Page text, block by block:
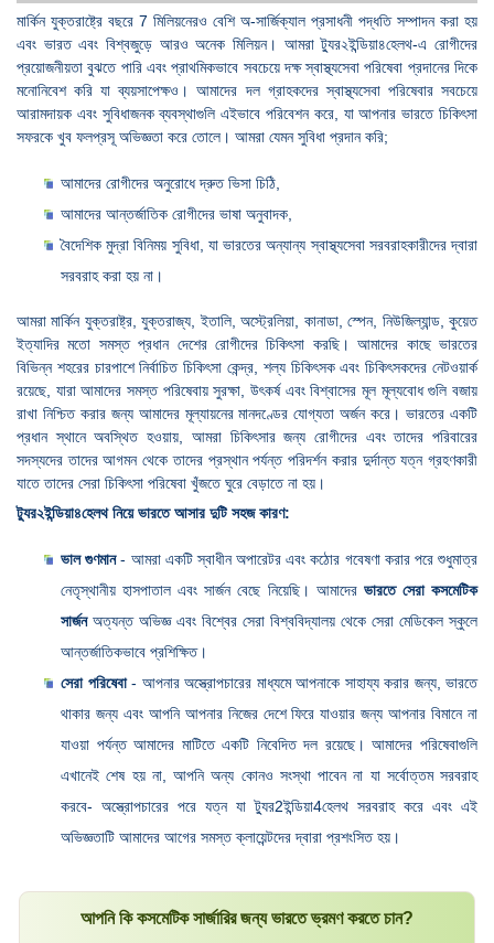
মার্কিন যুক্তরাষ্ট্রে বছরে 7 মিলিয়নেরও বেশি অ-সার্জিক্যাল প্রসাধনী পদ্ধতি সম্পাদন করা হয়
এবং ভারত এবং বিশ্বজুড়ে আরও অনেক মিলিয়ন। আমরা ট্যুর২ইন্ডিয়া৪হেলথ-এ রোগীদের
প্রয়োজনীয়তা বুঝতে পারি এবং প্রাথমিকভাবে সবচেয়ে দক্ষ স্বাস্থ্যসেবা পরিষেবা প্রদানের দিকে
মনোনিবেশ করি যা ব্যয়সাপেক্ষও। আমাদের দল গ্রাহকদের স্বাস্থ্যসেবা পরিষেবার সবচেয়ে
আরামদায়ক এবং সুবিধাজনক ব্যবস্থাগুলি এইভাবে পরিবেশন করে, যা আপনার ভারতে চিকিৎসা
সফরকে খুব ফলপ্রসূ অভিজ্ঞতা করে তোলে। আমরা যেমন সুবিধা প্রদান করি;
আমাদের রোগীদের অনুরোধে দ্রুত ভিসা চিঠি,
আমাদের আন্তর্জাতিক রোগীদের ভাষা অনুবাদক,
বৈদেশিক মুদ্রা বিনিময় সুবিধা, যা ভারতের অন্যান্য স্বাস্থ্যসেবা সরবরাহকারীদের দ্বারা
সরবরাহ করা হয় না।
আমরা মার্কিন যুক্তরাষ্ট্র, যুক্তরাজ্য, ইতালি, অস্ট্রেলিয়া, কানাডা, স্পেন, নিউজিল্যান্ড, কুয়েত
ইত্যাদির মতো সমস্ত প্রধান দেশের রোগীদের চিকিৎসা করছি। আমাদের কাছে ভারতের
বিভিন্ন শহরের চারপাশে নির্বাচিত চিকিৎসা কেন্দ্র, শল্য চিকিৎসক এবং চিকিৎসকদের নেটওয়ার্ক
রয়েছে, যারা আমাদের সমস্ত পরিষেবায় সুরক্ষা, উৎকর্ষ এবং বিশ্বাসের মূল মূল্যবোধ গুলি বজায়
রাখা নিশ্চিত করার জন্য আমাদের মূল্যায়নের মানদণ্ডের যোগ্যতা অর্জন করে। ভারতের একটি
প্রধান স্থানে অবস্থিত হওয়ায়, আমরা চিকিৎসার জন্য রোগীদের এবং তাদের পরিবারের
সদস্যদের তাদের আগমন থেকে তাদের প্রস্থান পর্যন্ত পরিদর্শন করার দুর্দান্ত যত্ন গ্রহণকারী
যাতে তাদের সেরা চিকিৎসা পরিষেবা খুঁজতে ঘুরে বেড়াতে না হয়।
ট্যুর২ইন্ডিয়া৪হেলথ নিয়ে ভারতে আসার দুটি সহজ কারণ:
ভাল গুণমান- আমরা একটি স্বাধীন অপারেটর এবং কঠোর গবেষণা করার পরে শুধুমাত্র
নেতৃস্থানীয় হাসপাতাল এবং সার্জন বেছে নিয়েছি। আমাদের ভারতে সেরা কসমেটিক
সার্জনঅত্যন্ত অভিজ্ঞ এবং বিশ্বের সেরা বিশ্ববিদ্যালয় থেকে সেরা মেডিকেল স্কুলে
আন্তর্জাতিকভাবে প্রশিক্ষিত।
সেরা পরিষেবা- আপনার অস্ত্রোপচারের মাধ্যমে আপনাকে সাহায্য করার জন্য, ভারতে
থাকার জন্য এবং আপনি আপনার নিজের দেশে ফিরে যাওয়ার জন্য আপনার বিমানে না
যাওয়া পর্যন্ত আমাদের মাটিতে একটি নিবেদিত দল রয়েছে। আমাদের পরিষেবাগুলি
এখানেই শেষ হয় না, আপনি অন্য কোনও সংস্থা পাবেন না যা সর্বোত্তম সরবরাহ
করবে- অস্ত্রোপচারের পরে যত্ন যা ট্যুর2ইন্ডিয়া4হেলথ সরবরাহ করে এবং এই
অভিজ্ঞতাটি আমাদের আগের সমস্ত ক্লায়েন্টদের দ্বারা প্রশংসিত হয়।
আপনি কি কসমেটিক সার্জারির জন্য ভারতে ভ্রমণ করতে চান?